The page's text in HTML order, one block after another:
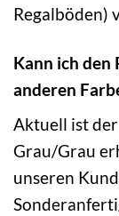
Regalböden)
Kann ich den
anderen
Aktuell ist
Grau/Grau
unseren